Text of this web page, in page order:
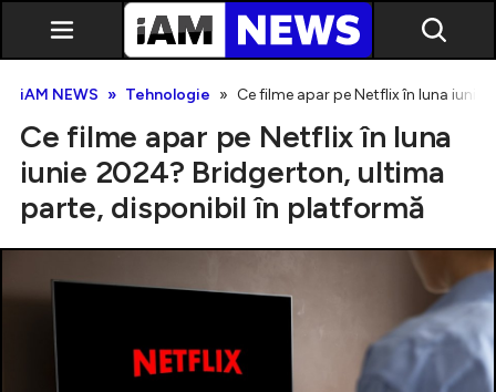
iAM NEWS Tehnologie Ce filme apar pe Netflix în luna
Ce filme apar pe Netflix în luna
iunie 2024? Bridgerton, ultima
parte, disponibil în platformă